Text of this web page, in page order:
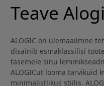
Teave
ALOGIC on ülemaailmne
disainib esmaklassilisi
tasemele sinu
ALOGICut looma tarvikuid
minimalistlikus stiilis.